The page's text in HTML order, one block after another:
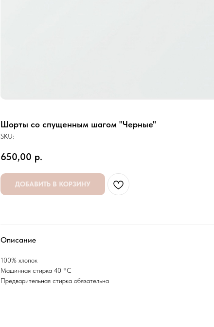
Шорты со спущенным шагом "Черные"
SKU:
650,00 р.
ДОБАВИТЬ В КОРЗИНУ
Описание
100% хлопок
Машинная стирка 40 °C
Предварительная стирка обязательна